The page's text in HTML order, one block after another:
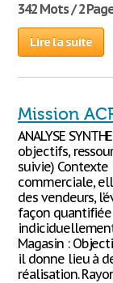
342 Mots / 2
Lire la suite
Mission
ANALYSE
objectifs,
suivie)
commerciale,
des vendeurs,
façon
Magasin :
il donne lieu à
réalisation.